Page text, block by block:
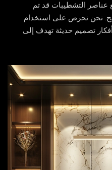
التشطيبات قد تم
نحن نحرص على استخدام
أفكار تصميم حديثة تهدف إلى